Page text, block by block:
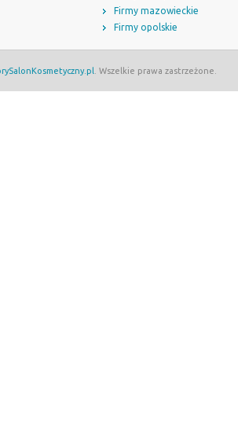
Firmy mazowieckie
Firmy opolskie
. Wszelkie prawa zastrzeżone.